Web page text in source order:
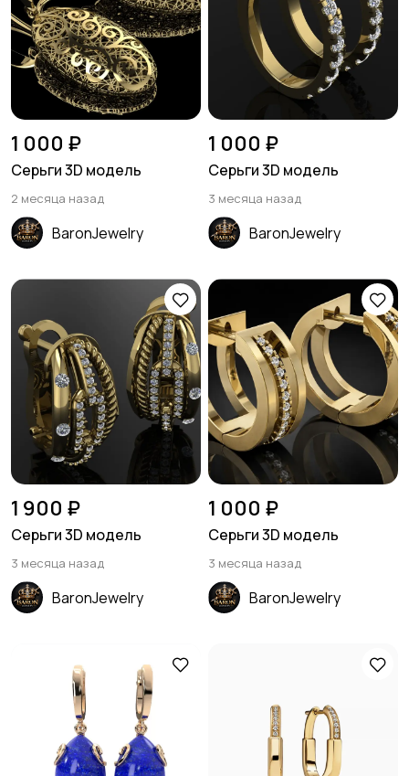
1 000 ₽
Серьги 3D модель
2 месяца назад
BaronJewelry
1 000 ₽
Серьги 3D модель
3 месяца назад
BaronJewelry
1 900 ₽
Серьги 3D модель
3 месяца назад
BaronJewelry
1 000 ₽
Серьги 3D модель
3 месяца назад
BaronJewelry